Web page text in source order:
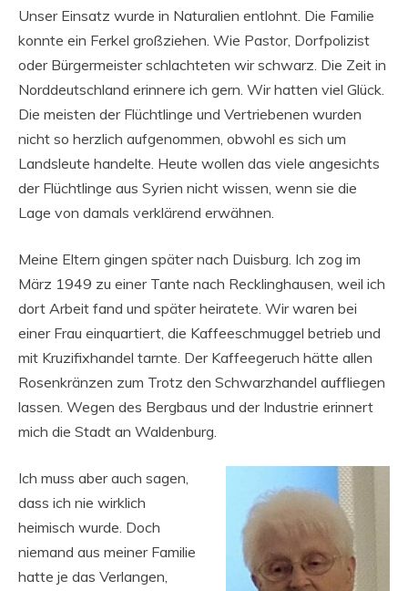
Unser Einsatz wurde in Naturalien entlohnt. Die Familie
konnte ein Ferkel großziehen. Wie Pastor, Dorfpolizist
oder Bürgermeister schlachteten wir schwarz. Die Zeit in
Norddeutsch­land erinnere ich gern. Wir hatten viel Glück.
Die meisten der Flüchtlinge und Vertriebenen wurden
nicht so herzlich aufgenommen, obwohl es sich um
Landsleute handelte. Heute wollen das viele angesichts
der Flüchtlinge aus Syrien nicht wissen, wenn sie die
Lage von damals verklärend erwähnen.
Meine Eltern gingen später nach Duisburg. Ich zog im
März 1949 zu einer Tante nach Recklinghausen, weil ich
dort Arbeit fand und später heiratete. Wir waren bei
einer Frau einquartiert, die Kaffeeschmuggel betrieb und
mit Kruzifixhandel tarnte. Der Kaffeegeruch hätte allen
Rosenkränzen zum Trotz den Schwarzhandel auffliegen
lassen. Wegen des Bergbaus und der Industrie erinnert
mich die Stadt an Waldenburg.
Ich muss aber auch sagen,
dass ich nie wirklich
heimisch wurde. Doch
niemand aus meiner Familie
hatte je das Verlangen,